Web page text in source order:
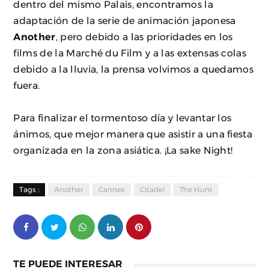
dentro del mismo Palais, encontramos la
adaptación de la serie de animación japonesa
Another , pero debido a las prioridades en los
films de la Marché du Film y a las extensas colas
debido a la lluvia, la prensa volvimos a quedamos
fuera.
Para finalizar el tormentoso día y levantar los
ánimos, que mejor manera que asistir a una fiesta
organizada en la zona asiática. ¡La sake Night!
Tags : Another Cannes Citadel The Hunt
TE PUEDE INTERESAR